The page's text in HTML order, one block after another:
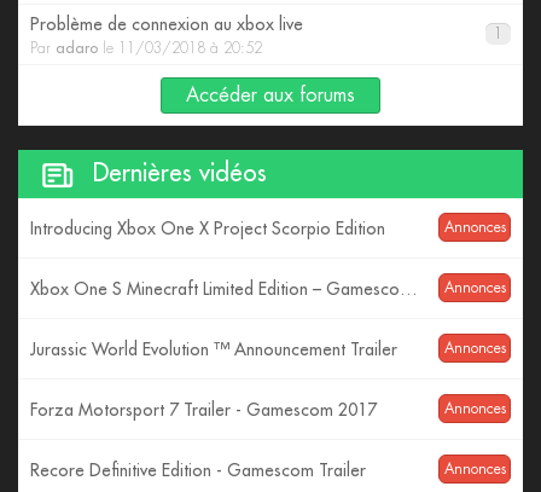
Problème de connexion au xbox live
Par adaro le 11/03/2018 à 20:52
Accéder aux forums
Dernières vidéos
Annonces
Introducing Xbox One X Project Scorpio Edition
Annonces
Annonces
Jurassic World Evolution ™ Announcement Trailer
Annonces
Forza Motorsport 7 Trailer - Gamescom 2017
Annonces
Recore Definitive Edition - Gamescom Trailer